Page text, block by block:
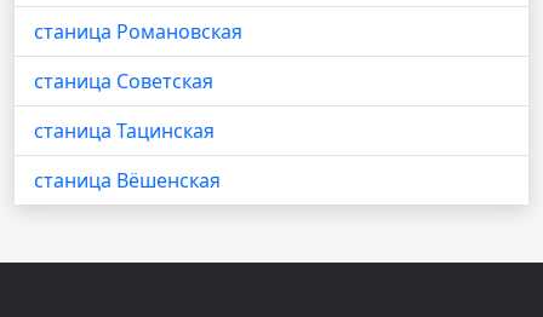
станица Романовская
станица Советская
станица Тацинская
станица Вёшенская